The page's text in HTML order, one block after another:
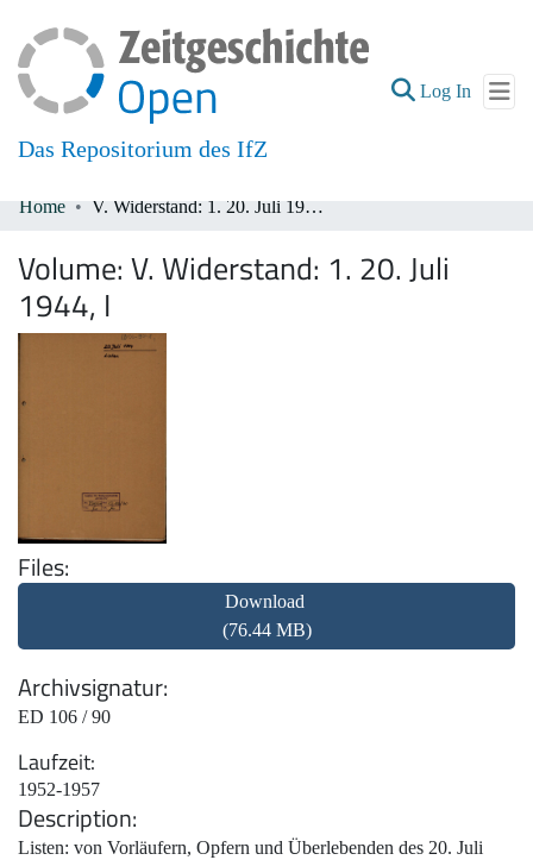
Das Repositorium des IfZ
Log In (current)
All of DSpace
Home V. Widerstand: 1. 20. Juli 1944, I
Volume: V. Widerstand: 1. 20. Juli
1944, I
Files
Download
(76.44 MB)
Archivsignatur
ED 106 / 90
Laufzeit
1952-1957
Description
Listen: von Vorläufern, Opfern und Überlebenden des 20. Juli